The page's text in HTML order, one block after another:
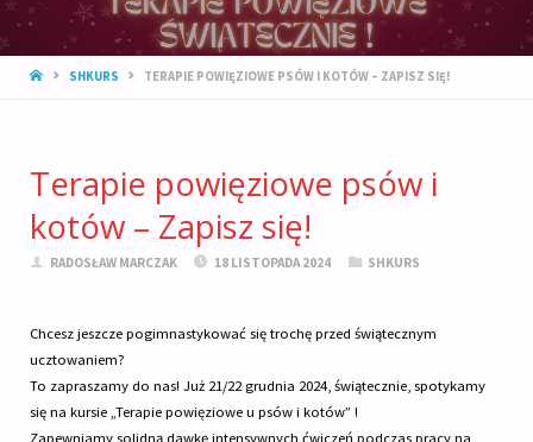
STRONA
SHKURS TERAPIE POWIĘZIOWE PSÓW I KOTÓW – ZAPISZ SIĘ!
Terapie powięziowe psów i
kotów – Zapisz się!
RADOSŁAW MARCZAK 18 LISTOPADA 2024 SHKURS
Chcesz jeszcze pogimnastykować się trochę przed świątecznym
ucztowaniem?
To zapraszamy do nas! Już 21/22 grudnia 2024, świątecznie, spotykamy
się na kursie „Terapie powięziowe u psów i kotów” !
Zapewniamy solidną dawkę intensywnych ćwiczeń podczas pracy na